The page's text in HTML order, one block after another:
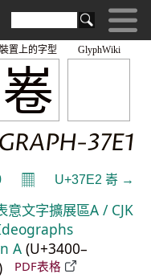
GlyphWiki
㟡
裝置上的字型
37E1
𝄜 U+37E2 㟢 →
意文字擴展區A / CJK
A (U+3400–
PDF表格